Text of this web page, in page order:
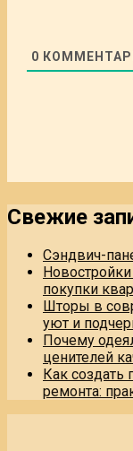
0
Свежие
Сэндвич-
покупки
Шторы в
уют и
Почему
ценителей
Как создать
ремонта: